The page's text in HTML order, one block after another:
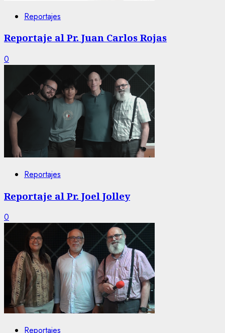
Reportajes
Reportaje al Pr. Juan Carlos Rojas
0
Reportajes
Reportaje al Pr. Joel Jolley
0
Reportajes